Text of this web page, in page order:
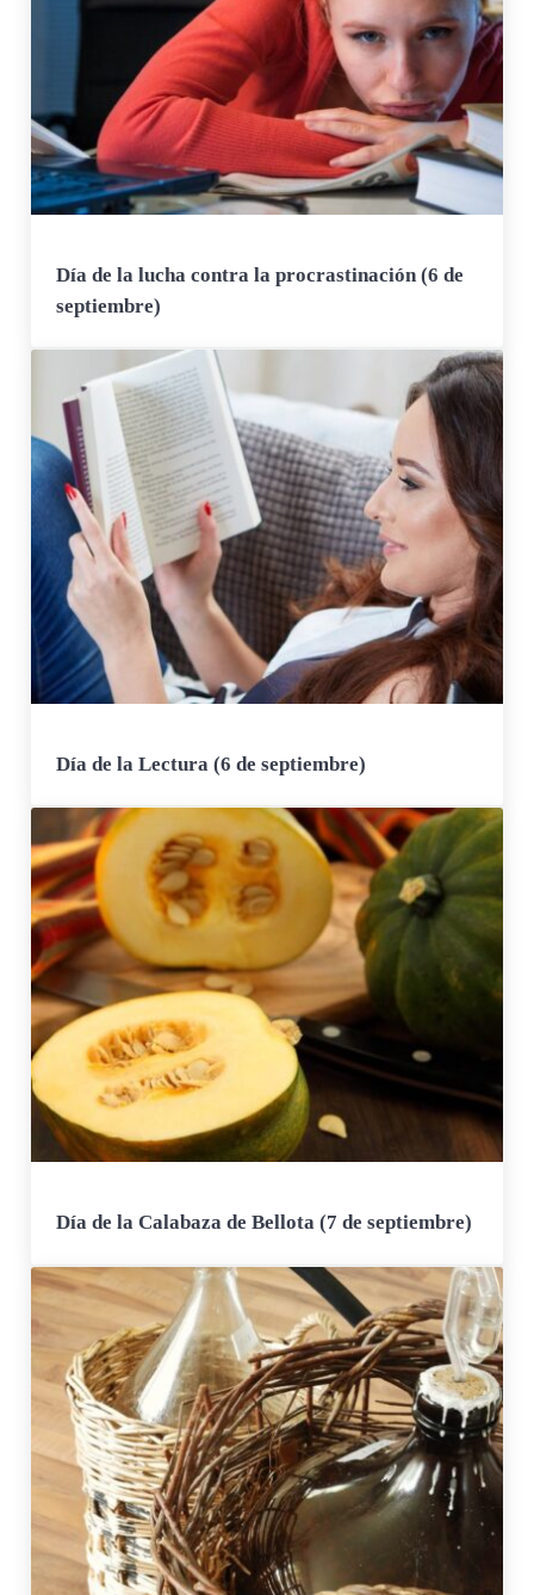
Día de la lucha contra la procrastinación (6 de
septiembre)
Día de la Lectura (6 de septiembre)
Día de la Calabaza de Bellota (7 de septiembre)